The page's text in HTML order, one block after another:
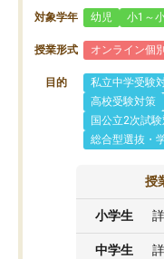
対象学年 幼児 小1～
授業形式 オンライン個
目的 私立中学受験
高校受験対策
国公立2次試
総合型選抜・
授
小学生
中学生